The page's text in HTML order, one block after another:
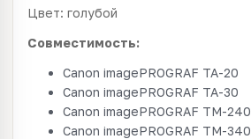
Цвет: голубой
Совместимость:
Canon imagePROGRAF TA-20
Canon imagePROGRAF TA-30
Canon imagePROGRAF TM-240
Canon imagePROGRAF TM-340